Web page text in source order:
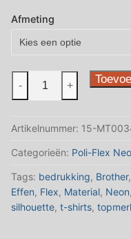
Afmeting
Neon
Oranje
- +
Artikelnummer: 15-
Categorieën: Poli-Flex
Tags: bedrukking, Brother,
Effen, Flex, Material, Neon
silhouette, t-shirts,